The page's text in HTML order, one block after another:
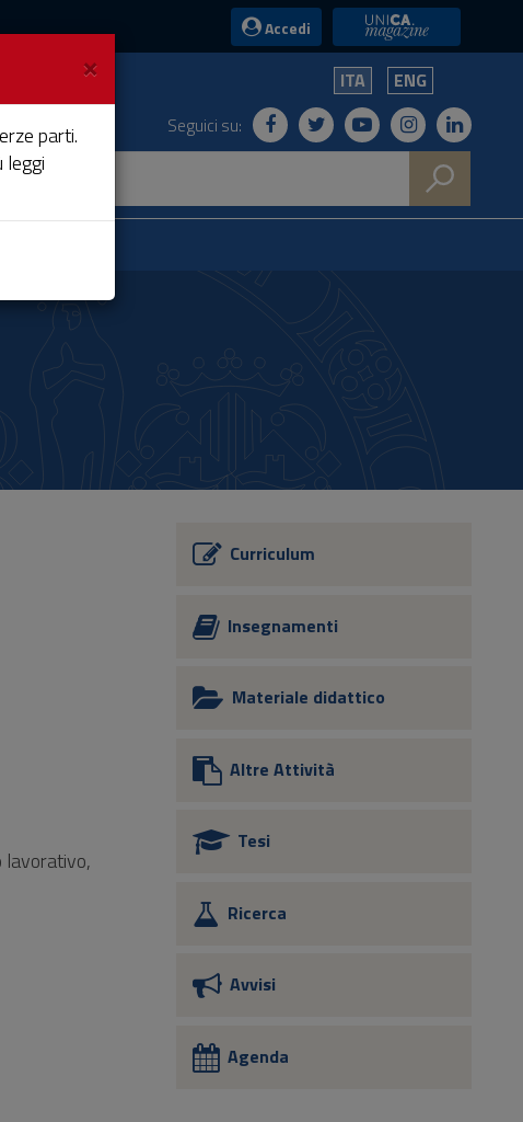
Accedi UniCA News
ITA ENG
Seguici su:
lavorativo,
Curriculum
Insegnamenti
Materiale didattico
Altre Attività
Tesi
Ricerca
Avvisi
Agenda
×
parti.
leggi